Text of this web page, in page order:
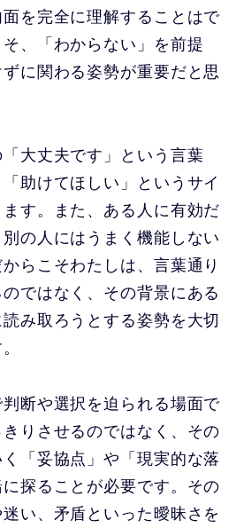
を完全に理解することはで
、「わからない」を前提
に関わる姿勢が重要だと思
大丈夫です」という言葉
助けてほしい」というサイ
す。また、ある人に有効だ
の人にはうまく機能しない
らこそわたしは、言葉通り
ではなく、その背景にある
み取ろうとする姿勢を大切
断や選択を迫られる場面で
りさせるのではなく、その
「妥協点」や「現実的な落
探ることが必要です。その
い、矛盾といった曖昧さを